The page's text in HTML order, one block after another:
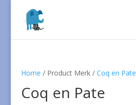
Home / Product Merk / Coq en Pate
Coq en Pate